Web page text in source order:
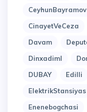
CeyhunBayramov
CinayetVeCeza
Davam
Dinxadiml
DUBAY
Edilli
ElektrikStansiyas
Enenebogchasi